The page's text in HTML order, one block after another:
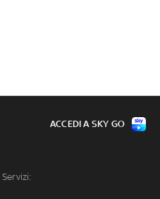
Servizi:
ACCEDI A SKY GO